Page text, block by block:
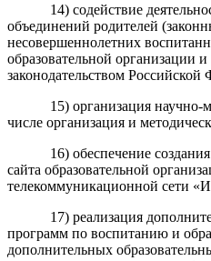
14) содействие
объединений родителей
несовершеннолетних
образовательной организации
законодательством Российской
15) организация научно-
числе организация и
16) обеспечение
сайта образовательной
телекоммуникационной сети
17) реализация
программ по воспитанию и
дополнительных